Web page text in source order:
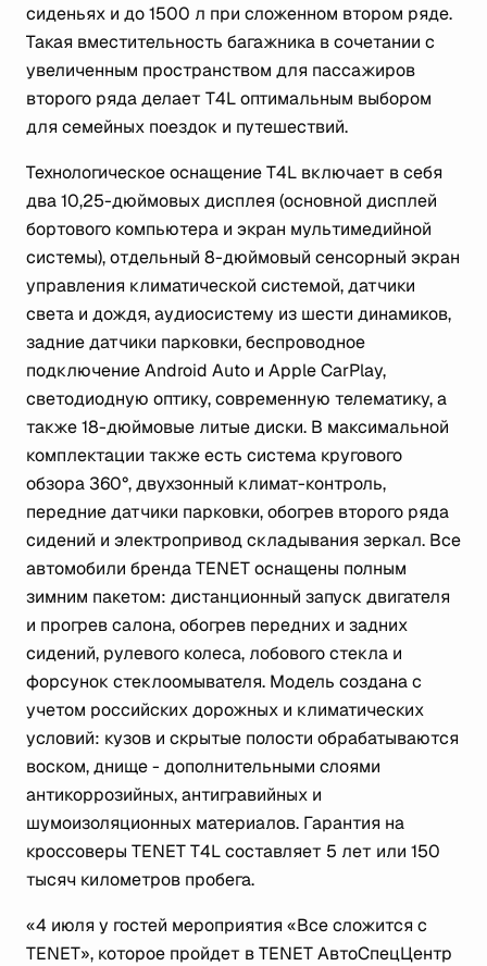
сиденьях и до 1500 л при сложенном втором ряде.
Такая вместительность багажника в сочетании с
увеличенным пространством для пассажиров
второго ряда делает T4L оптимальным выбором
для семейных поездок и путешествий.
Технологическое оснащение T4L включает в себя
два 10,25-дюймовых дисплея (основной дисплей
бортового компьютера и экран мультимедийной
системы), отдельный 8-дюймовый сенсорный экран
управления климатической системой, датчики
света и дождя, аудиосистему из шести динамиков,
задние датчики парковки, беспроводное
подключение Android Auto и Apple CarPlay,
светодиодную оптику, современную телематику, а
также 18-дюймовые литые диски. В максимальной
комплектации также есть система кругового
обзора 360°, двухзонный климат-контроль,
передние датчики парковки, обогрев второго ряда
сидений и электропривод складывания зеркал. Все
автомобили бренда TENET оснащены полным
зимним пакетом: дистанционный запуск двигателя
и прогрев салона, обогрев передних и задних
сидений, рулевого колеса, лобового стекла и
форсунок стеклоомывателя. Модель создана с
учетом российских дорожных и климатических
условий: кузов и скрытые полости обрабатываются
воском, днище - дополнительными слоями
антикоррозийных, антигравийных и
шумоизоляционных материалов. Гарантия на
кроссоверы TENET T4L составляет 5 лет или 150
тысяч километров пробега.
«4 июля у гостей мероприятия «Все сложится с
TENET», которое пройдет в TENET АвтоСпецЦентр